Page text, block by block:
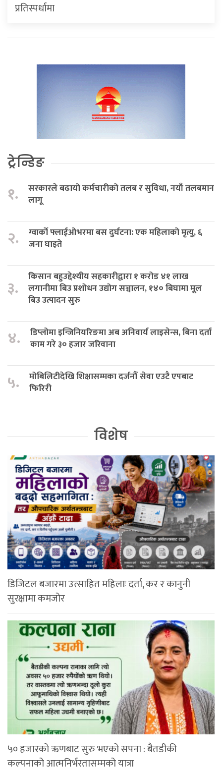
प्रतिस्पर्धामा
ट्रेन्डिङ
१.
सरकारले बढायो कर्मचारीको तलब र सुविधा, नयाँ तलबमान
लागू
२.
ग्वार्को फ्लाईओभरमा बस दुर्घटना: एक महिलाको मृत्यु, ६
जना घाइते
३.
किसान बहुउद्देश्यीय सहकारीद्वारा १ करोड ४१ लाख
लगानीमा बिउ प्रशोधन उद्योग सञ्चालन, १४० बिघामा मूल
बिउ उत्पादन सुरु
४.
डिप्लोमा इन्जिनियरिङमा अब अनिवार्य लाइसेन्स, बिना दर्ता
काम गरे ३० हजार जरिवाना
५.
मोबिलिटीदेखि शिक्षासम्मका दर्जनौँ सेवा एउटै एपबाट
फिरिरी
विशेष
डिजिटल बजारमा उत्साहित महिलाः दर्ता, कर र कानुनी
सुरक्षामा कमजोर
५० हजारको ऋणबाट सुरु भएको सपना : बैतडीकी
कल्पनाको आत्मनिर्भरतासम्मको यात्रा